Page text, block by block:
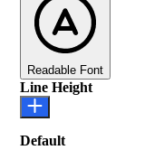
Readable Font
Line Height
Default